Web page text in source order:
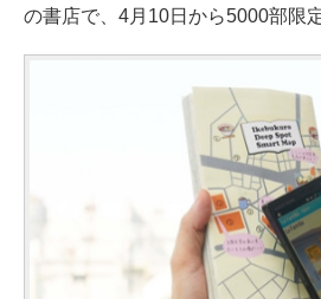
の書店で、4月10日から5000部限